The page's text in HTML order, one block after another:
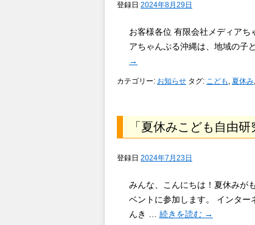
登録日 2024年8月29日
お客様各位 有限会社メディア
アちゃんぷる沖縄は、地域の子
→
カテゴリー: お知らせ タグ: こども , 夏休み,
「夏休みこども自由
登録日 2024年7月23日
みんな、こんにちは！夏休みが
ベントに参加します。 インタ
んき … 続きを読む →